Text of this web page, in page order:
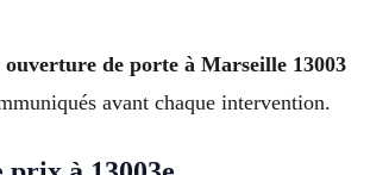
de porte à Marseille 13003
avant chaque intervention.